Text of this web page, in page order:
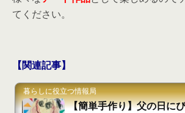
てください。
【関連記事】
暮らしに役立つ情報局
【簡単手作り】父の日に